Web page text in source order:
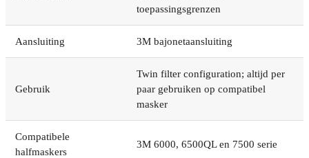
toepassingsgrenzen
Aansluiting 3M bajonetaansluiting
Gebruik
Twin filter configuration; altijd per
paar gebruiken op compatibel
masker
Compatibele
halfmaskers
3M 6000, 6500QL en 7500 serie